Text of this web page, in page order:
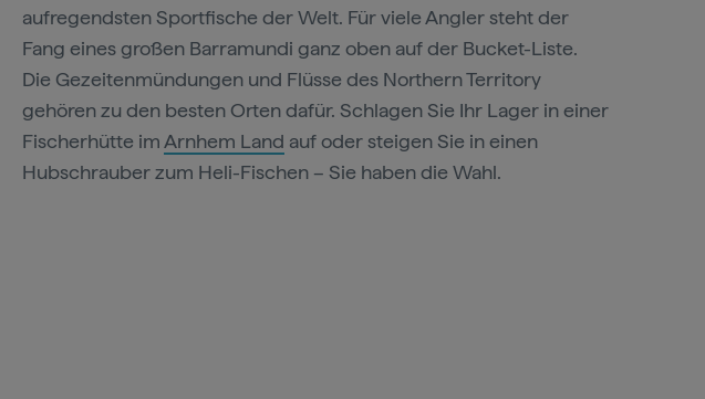
aufregendsten Sportfische der Welt. Für viele Angler steht der
Fang eines großen Barramundi ganz oben auf der Bucket-Liste.
Die Gezeitenmündungen und Flüsse des Northern Territory
gehören zu den besten Orten dafür. Schlagen Sie Ihr Lager in einer
Fischerhütte imArnhem Land auf oder steigen Sie in einen
Hubschrauber zum Heli-Fischen – Sie haben die Wahl.